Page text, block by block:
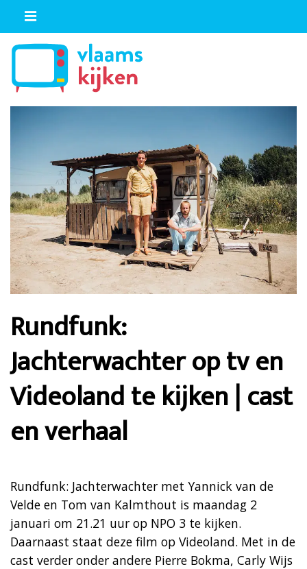
Rundfunk:
Jachterwachter op tv en
Videoland te kijken | cast
en verhaal
Rundfunk: Jachterwachter met Yannick van de
Velde en Tom van Kalmthout is maandag 2
januari om 21.21 uur op NPO 3 te kijken.
Daarnaast staat deze film op Videoland. Met in de
cast verder onder andere Pierre Bokma, Carly Wijs